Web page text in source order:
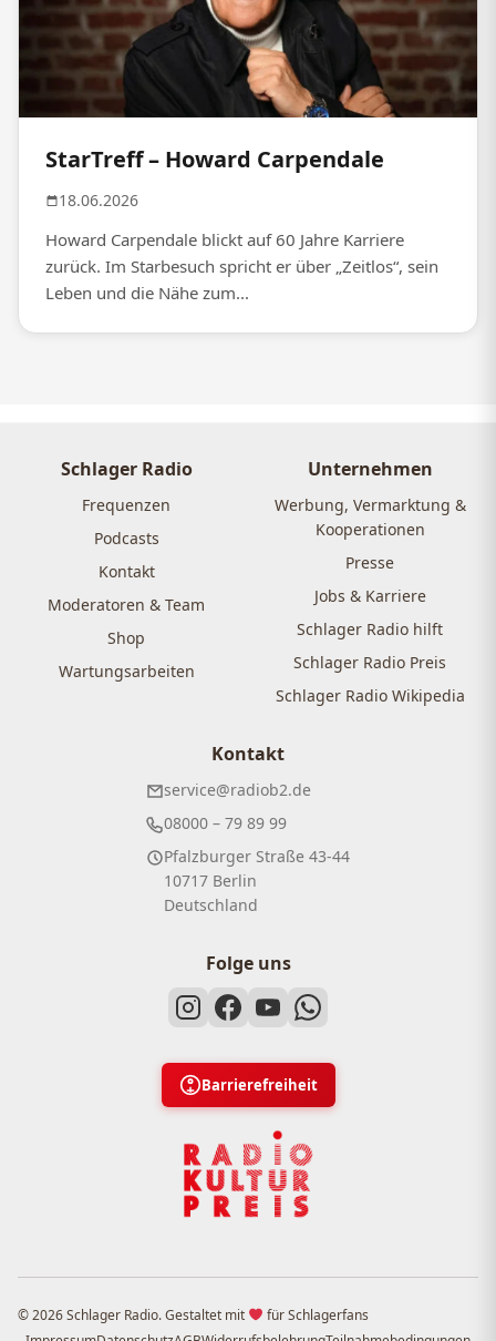
StarTreff – Howard Carpendale
18.06.2026
Howard Carpendale blickt auf 60 Jahre Karriere
zurück. Im Starbesuch spricht er über „Zeitlos“, sein
Leben und die Nähe zum...
Schlager Radio
Frequenzen
Podcasts
Kontakt
Moderatoren & Team
Shop
Wartungsarbeiten
Unternehmen
Werbung, Vermarktung &
Kooperationen
Presse
Jobs & Karriere
Schlager Radio hilft
Schlager Radio Preis
Schlager Radio Wikipedia
Kontakt
service@radiob2.de
08000 – 79 89 99
Pfalzburger Straße 43-44
10717 Berlin
Deutschland
Folge uns
Barrierefreiheit
© 2026 Schlager Radio. Gestaltet mit
für Schlagerfans